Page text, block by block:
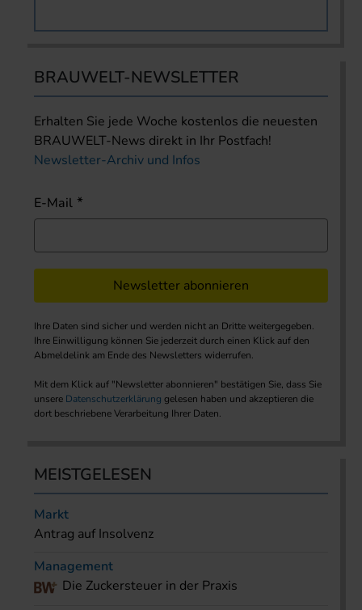
BRAUWELT-NEWSLETTER
Erhalten Sie jede Woche kostenlos die neuesten
BRAUWELT-News direkt in Ihr Postfach!
Newsletter-Archiv und Infos
E-Mail
Newsletter abonnieren
Ihre Daten sind sicher und werden nicht an Dritte weitergegeben.
Ihre Einwilligung können Sie jederzeit durch einen Klick auf den
Abmeldelink am Ende des Newsletters widerrufen.
Mit dem Klick auf "Newsletter abonnieren" bestätigen Sie, dass Sie
unsere Datenschutzerklärung gelesen haben und akzeptieren die
dort beschriebene Verarbeitung Ihrer Daten.
MEISTGELESEN
Markt
Antrag auf Insolvenz
Management
Die Zuckersteuer in der Praxis